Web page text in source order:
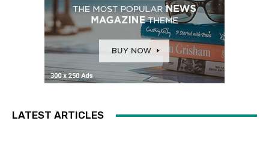
LATEST ARTICLES